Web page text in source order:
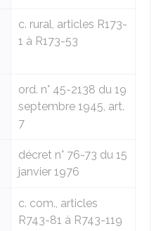
c. rural, articles R173-
1 à R173-53
ord. n° 45-2138 du 19
septembre 1945, art.
7
décret n° 76-73 du 15
janvier 1976
c. com., articles
R743-81 à R743-119